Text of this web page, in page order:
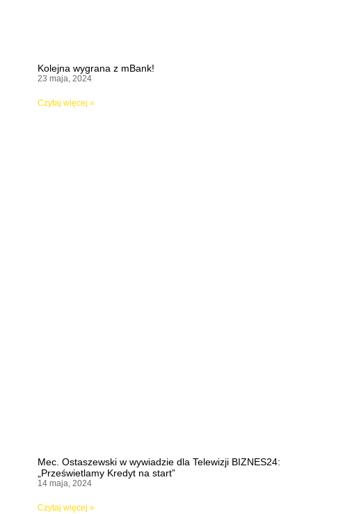
Kolejna wygrana z mBank!
23 maja, 2024
Czytaj więcej »
Mec. Ostaszewski w wywiadzie dla Telewizji BIZNES24:
„Prześwietlamy Kredyt na start”
14 maja, 2024
Czytaj więcej »